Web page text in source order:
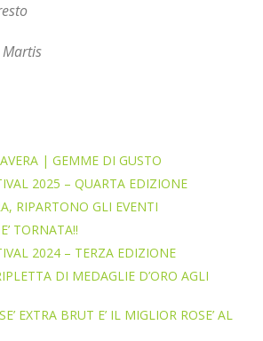
| GEMME DI GUSTO
2025 – QUARTA EDIZIONE
RIPARTONO GLI EVENTI
TORNATA!!
2024 – TERZA EDIZIONE
DI MEDAGLIE D’ORO AGLI
EXTRA BRUT E’ IL MIGLIOR ROSE’ AL